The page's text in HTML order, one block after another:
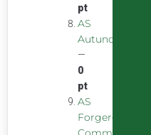
pt
AS
Autunoise
—
0
pt
AS
Forgeron